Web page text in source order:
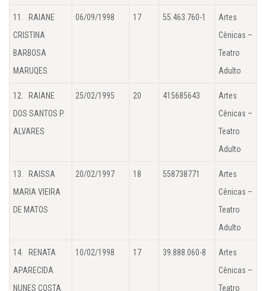
11. RAIANE
CRISTINA
BARBOSA
MARUQES
06/09/1998 17 55.463.760-1
Artes
Cênicas –
Teatro
Adulto
12. RAIANE
DOS SANTOS P.
ALVARES
25/02/1995 20 415685643
Artes
Cênicas –
Teatro
Adulto
13. RAISSA
MARIA VIEIRA
DE MATOS
20/02/1997 18 558738771
Artes
Cênicas –
Teatro
Adulto
14. RENATA
APARECIDA
NUNES COSTA
10/02/1998 17 39.888.060-8
Artes
Cênicas –
Teatro